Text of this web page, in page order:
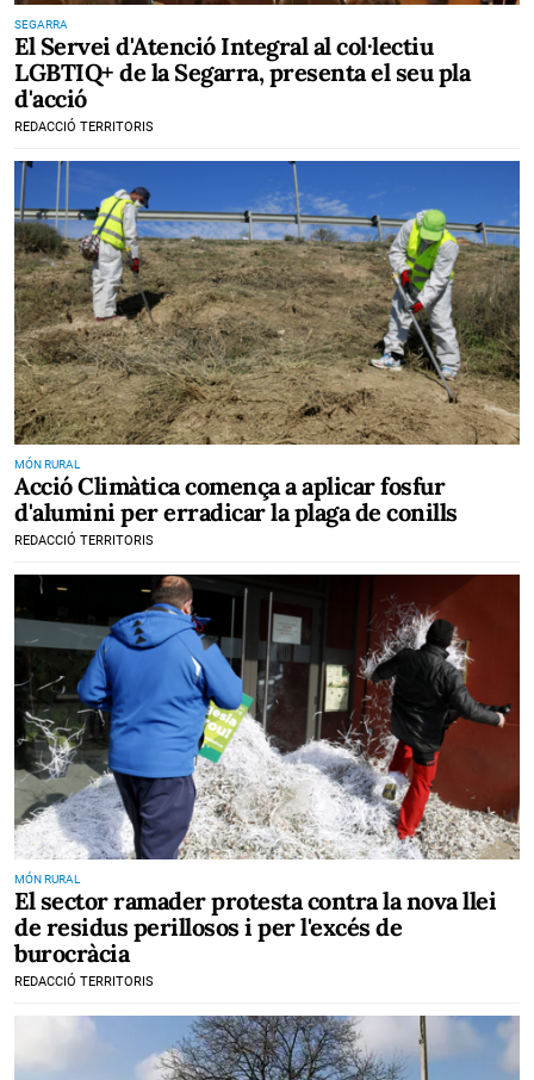
SEGARRA
El Servei d'Atenció Integral al col·lectiu
LGBTIQ+ de la Segarra, presenta el seu pla
d'acció
REDACCIÓ TERRITORIS
MÓN RURAL
Acció Climàtica comença a aplicar fosfur
d'alumini per erradicar la plaga de conills
REDACCIÓ TERRITORIS
MÓN RURAL
El sector ramader protesta contra la nova llei
de residus perillosos i per l'excés de
burocràcia
REDACCIÓ TERRITORIS